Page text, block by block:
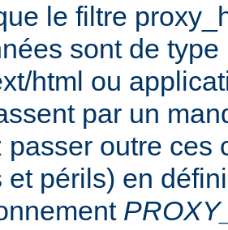
le filtre
sont de
html ou
par un
passer outre ces
et périls) en